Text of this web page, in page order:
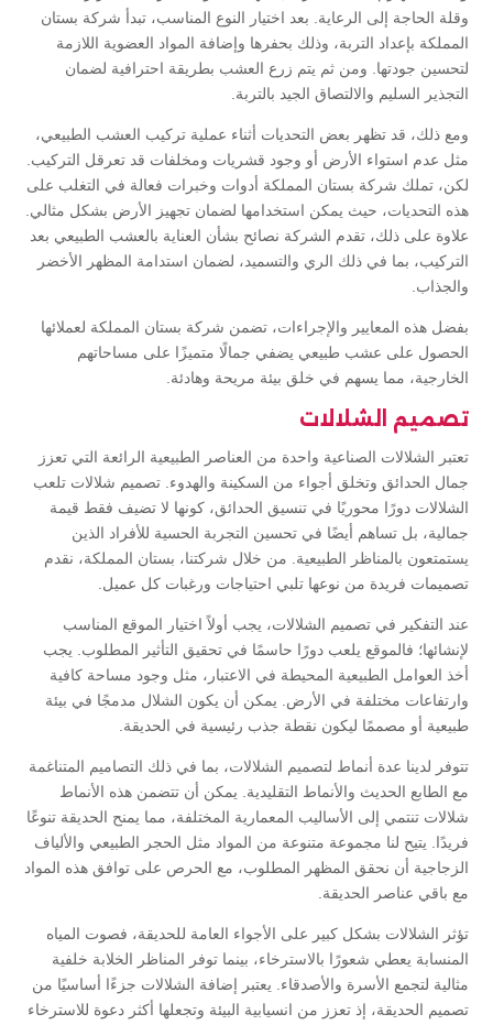
وقلة الحاجة إلى الرعاية. بعد اختيار النوع المناسب، تبدأ شركة بستان
المملكة بإعداد التربة، وذلك بحفرها وإضافة المواد العضوية اللازمة
لتحسين جودتها. ومن ثم يتم زرع العشب بطريقة احترافية لضمان
التجذير السليم والالتصاق الجيد بالتربة.
ومع ذلك، قد تظهر بعض التحديات أثناء عملية تركيب العشب الطبيعي،
مثل عدم استواء الأرض أو وجود قشريات ومخلفات قد تعرقل التركيب.
لكن، تملك شركة بستان المملكة أدوات وخبرات فعالة في التغلب على
هذه التحديات، حيث يمكن استخدامها لضمان تجهيز الأرض بشكل مثالي.
علاوة على ذلك، تقدم الشركة نصائح بشأن العناية بالعشب الطبيعي بعد
التركيب، بما في ذلك الري والتسميد، لضمان استدامة المظهر الأخضر
والجذاب.
بفضل هذه المعايير والإجراءات، تضمن شركة بستان المملكة لعملائها
الحصول على عشب طبيعي يضفي جمالًا متميزًا على مساحاتهم
الخارجية، مما يسهم في خلق بيئة مريحة وهادئة.
تصميم الشلالات
تعتبر الشلالات الصناعية واحدة من العناصر الطبيعية الرائعة التي تعزز
جمال الحدائق وتخلق أجواء من السكينة والهدوء. تصميم شلالات تلعب
الشلالات دورًا محوريًا في تنسيق الحدائق، كونها لا تضيف فقط قيمة
جمالية، بل تساهم أيضًا في تحسين التجربة الحسية للأفراد الذين
يستمتعون بالمناظر الطبيعية. من خلال شركتنا، بستان المملكة، نقدم
تصميمات فريدة من نوعها تلبي احتياجات ورغبات كل عميل.
عند التفكير في تصميم الشلالات، يجب أولاً اختيار الموقع المناسب
لإنشائها؛ فالموقع يلعب دورًا حاسمًا في تحقيق التأثير المطلوب. يجب
أخذ العوامل الطبيعية المحيطة في الاعتبار، مثل وجود مساحة كافية
وارتفاعات مختلفة في الأرض. يمكن أن يكون الشلال مدمجًا في بيئة
طبيعية أو مصممًا ليكون نقطة جذب رئيسية في الحديقة.
تتوفر لدينا عدة أنماط لتصميم الشلالات، بما في ذلك التصاميم المتناغمة
مع الطابع الحديث والأنماط التقليدية. يمكن أن تتضمن هذه الأنماط
شلالات تنتمي إلى الأساليب المعمارية المختلفة، مما يمنح الحديقة تنوعًا
فريدًا. يتيح لنا مجموعة متنوعة من المواد مثل الحجر الطبيعي والألياف
الزجاجية أن نحقق المظهر المطلوب، مع الحرص على توافق هذه المواد
مع باقي عناصر الحديقة.
تؤثر الشلالات بشكل كبير على الأجواء العامة للحديقة، فصوت المياه
المنسابة يعطي شعورًا بالاسترخاء، بينما توفر المناظر الخلابة خلفية
مثالية لتجمع الأسرة والأصدقاء. يعتبر إضافة الشلالات جزءًا أساسيًا من
تصميم الحديقة، إذ تعزز من انسيابية البيئة وتجعلها أكثر دعوة للاسترخاء